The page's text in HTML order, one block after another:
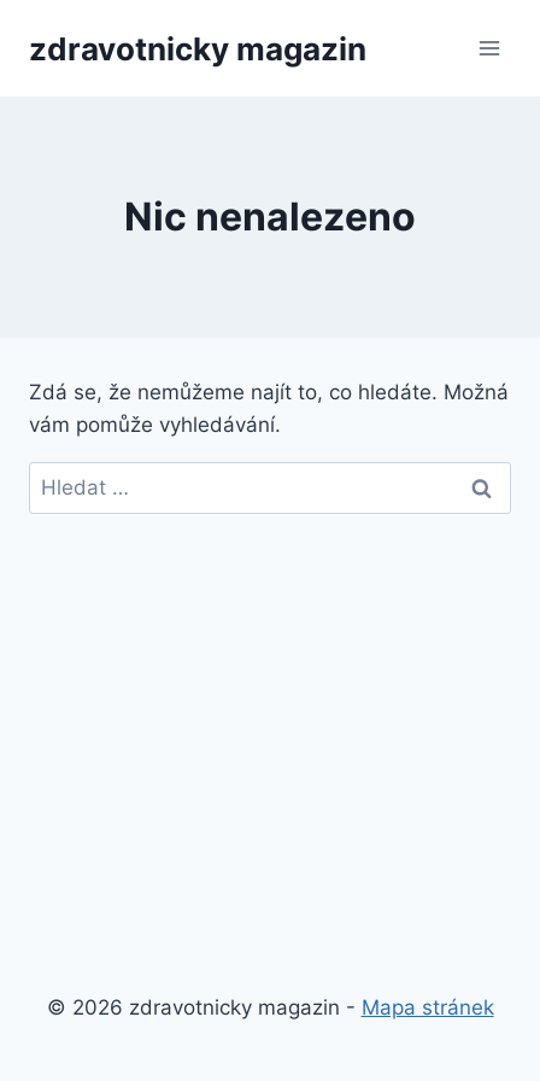
zdravotnicky magazin
Nic nenalezeno
Zdá se, že nemůžeme najít to, co hledáte. Možná
vám pomůže vyhledávání.
Vyhledávání
© 2026 zdravotnicky magazin - Mapa stránek